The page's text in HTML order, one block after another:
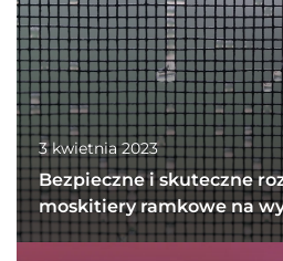
3 kwietnia 2023
Bezpieczne i skuteczne
moskitiery ramkowe na